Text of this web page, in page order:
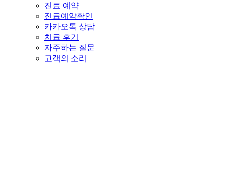
진료 예약
진료예약확인
카카오톡 상담
치료 후기
자주하는 질문
고객의 소리